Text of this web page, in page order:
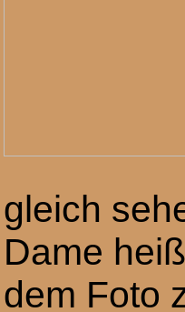
gleich
Dame
dem Foto